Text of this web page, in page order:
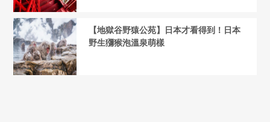
【地獄谷野猿公苑】日本才看得到！日本
野生獼猴泡溫泉萌樣